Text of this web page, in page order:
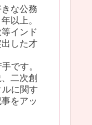
な公務
以上。
インド
した才
です。
二次創
に関す
をアッ